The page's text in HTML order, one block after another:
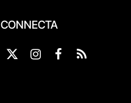
CONNECTA
X
Instagram
Facebook
RSS